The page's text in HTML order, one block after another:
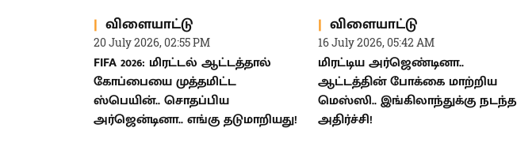
விளையாட்டு
20 July 2026, 02:55 PM
FIFA 2026: மிரட்டல் ஆட்டத்தால்
கோப்பையை முத்தமிட்ட
ஸ்பெயின்.. சொதப்பிய
அர்ஜென்டினா.. எங்கு தடுமாறியது!
விளையாட்டு
16 July 2026, 05:42 AM
மிரட்டிய அர்ஜெண்டினா..
ஆட்டத்தின் போக்கை மாற்றிய
மெஸ்ஸி.. இங்கிலாந்துக்கு நடந்த
அதிர்ச்சி!